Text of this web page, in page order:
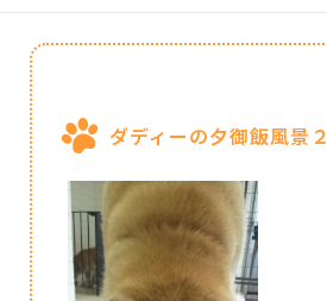
ダディーの夕御飯風景２